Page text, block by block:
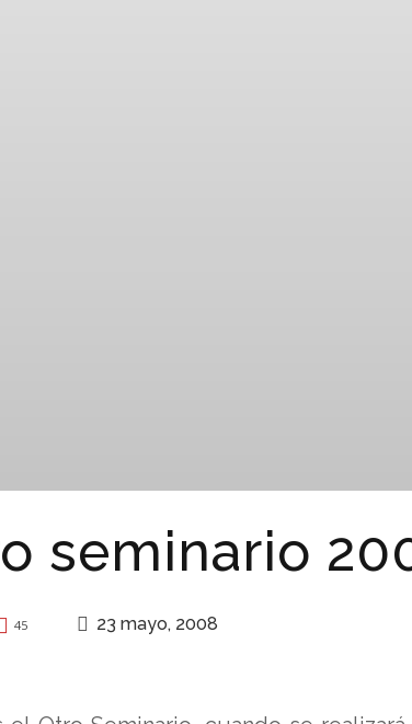
seminario
45 23 mayo, 2008